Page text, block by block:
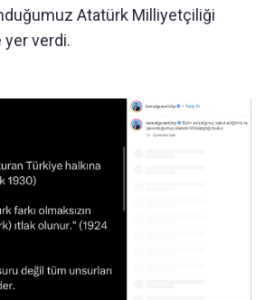
Atatürk Milliyetçiliği
yer verdi.